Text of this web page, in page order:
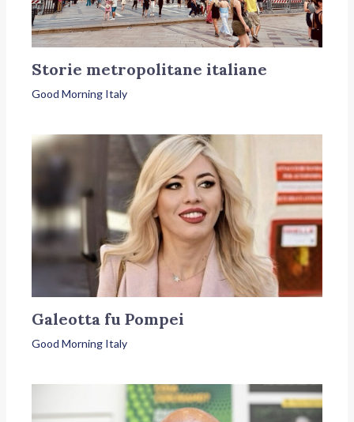
Storie metropolitane italiane
Good Morning Italy
Galeotta fu Pompei
Good Morning Italy